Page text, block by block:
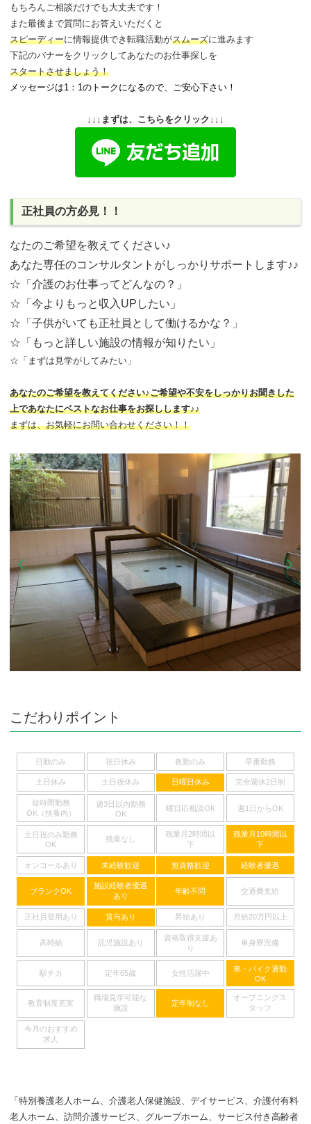
もちろんご相談だけでも大丈夫です！
また最後まで質問にお答えいただくと
スピーディーに情報提供でき転職活動がスムーズに進みます
下記のバナーをクリックしてあなたのお仕事探しを
スタートさせましょう！
メッセージは1：1のトークになるので、ご安心下さい！
↓↓↓まずは、こちらをクリック↓↓↓
正社員の方必見！！
なたのご希望を教えてください♪
あなた専任のコンサルタントがしっかりサポートします♪♪
☆「介護のお仕事ってどんなの？」
☆「今よりもっと収入UPしたい」
☆「子供がいても正社員として働けるかな？」
☆「もっと詳しい施設の情報が知りたい」
☆「まずは見学がしてみたい」
あなたのご希望を教えてください♪ご希望や不安をしっかりお聞きした
上であなたにベストなお仕事をお探しします♪♪
まずは、お気軽にお問い合わせください！！
こだわりポイント
日勤のみ 祝日休み 夜勤のみ 早番勤務
土日休み 土日祝休み 日曜日休み 完全週休2日制
短時間勤務
OK（扶養内）
週3日以内勤務
OK
曜日応相談OK 週1日からOK
土日祝のみ勤務
OK
残業なし
残業月2時間以
下
残業月10時間以
下
オンコールあり 未経験歓迎 無資格歓迎 経験者優遇
ブランクOK
施設経験者優遇
あり
年齢不問 交通費支給
正社員登用あり 賞与あり 昇給あり 月給20万円以上
高時給 託児施設あり
資格取得支援あ
り
単身寮完備
駅チカ 定年65歳 女性活躍中
車・バイク通勤
OK
教育制度充実
職場見学可能な
施設
定年制なし
オープニングス
タッフ
今月のおすすめ
求人
「特別養護老人ホーム、介護老人保健施設、デイサービス、介護付有料
老人ホーム、訪問介護サービス、グループホーム、サービス付き高齢者